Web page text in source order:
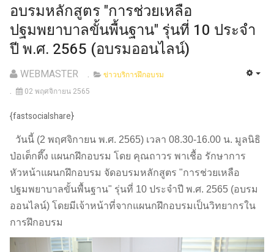
อบรมหลักสูตร "การช่วยเหลือ
ปฐมพยาบาลขั้นพื้นฐาน" รุ่นที่ 10 ประจำ
ปี พ.ศ. 2565 (อบรมออนไลน์)
WEBMASTER
ข่าวบริการฝึกอบรม
02 พฤศจิกายน 2565
{fastsocialshare}
วันนี้ (2 พฤศจิกายน พ.ศ. 2565) เวลา 08.30-16.00 น. มูลนิธิ
ป่อเต็กตึ๊ง แผนกฝึกอบรม โดย คุณถาวร พาเชื้อ รักษาการ
หัวหน้าแผนกฝึกอบรม จัดอบรมหลักสูตร "การช่วยเหลือ
ปฐมพยาบาลขั้นพื้นฐาน" รุ่นที่ 10 ประจำปี พ.ศ. 2565 (อบรม
ออนไลน์) โดยมีเจ้าหน้าที่จากแผนกฝึกอบรมเป็นวิทยากรใน
การฝึกอบรม